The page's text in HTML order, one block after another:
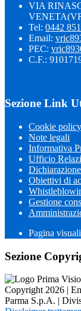
VIA
Tel: 0442
Email:
PEC:
C.F.:
Sezione Link
Cookie policy
Note legali
Informativa
Ufficio
Obiettivi di
Gestione
Pagina
Sezione
Copyright 2026 |
Parma S.p.A. |